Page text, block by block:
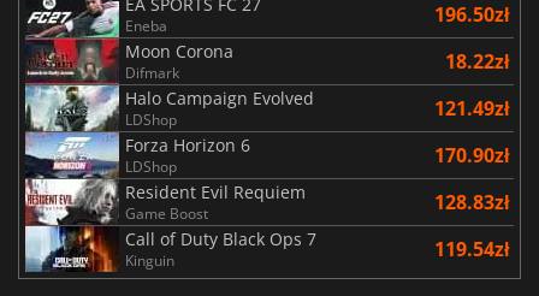
Eneba 196.50zł
Moon Corona
Difmark 18.22zł
Halo Campaign Evolved
LDShop 121.49zł
Forza Horizon 6
LDShop 170.90zł
Resident Evil Requiem
Game Boost 128.83zł
Call of Duty Black Ops 7
Kinguin 119.54zł